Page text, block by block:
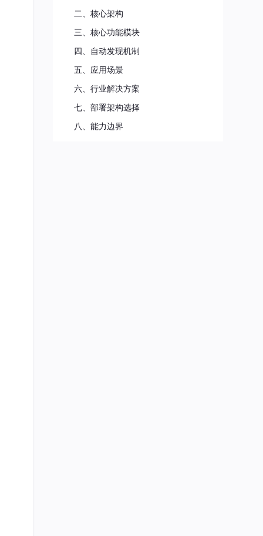
二、核心架构
三、核心功能模块
四、自动发现机制
五、应用场景
六、行业解决方案
七、部署架构选择
八、能力边界